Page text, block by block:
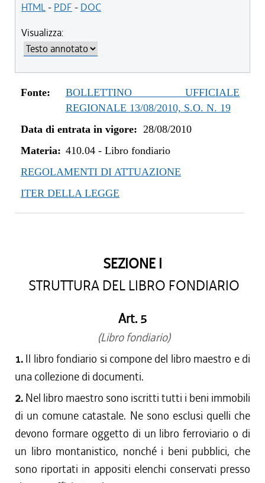
dal 25/08/2011 al 31/12/2011
HTML- PDF - DOC
Visualizza:
Fonte:
BOLLETTINO UFFICIALE
REGIONALE 13/08/2010, S.O. N. 19
Data di entrata in vigore: 28/08/2010
Materia: 410.04- Libro fondiario
REGOLAMENTI DI ATTUAZIONE
ITER DELLA LEGGE
SEZIONE I
STRUTTURA DEL LIBRO FONDIARIO
Art. 5
(Libro fondiario)
1. Il libro fondiario si compone del libro maestro e di
una collezione di documenti.
2. Nel libro maestro sono iscritti tutti i beni immobili
di un comune catastale. Ne sono esclusi quelli che
devono formare oggetto di un libro ferroviario o di
un libro montanistico, nonché i beni pubblici, che
sono riportati in appositi elenchi conservati presso